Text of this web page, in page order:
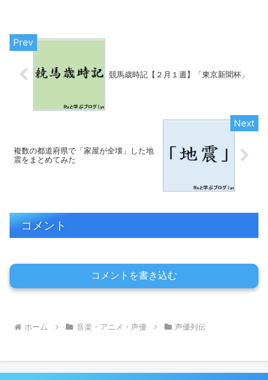
競馬歳時記【２月１週】「東京新聞杯」
複数の都道府県で「家屋が全壊」した地
震をまとめてみた
コメント
コメントを書き込む
ホーム 音楽・アニメ・声優 声優列伝